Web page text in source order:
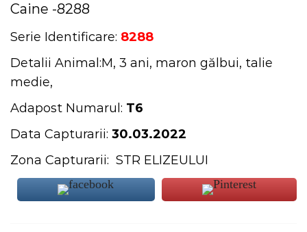
Caine -8288
Serie Identificare: 8288
Detalii Animal:M, 3 ani, maron gălbui, talie
medie,
Adapost Numarul: T6
Data Capturarii: 30.03.2022
Zona Capturarii: STR ELIZEULUI